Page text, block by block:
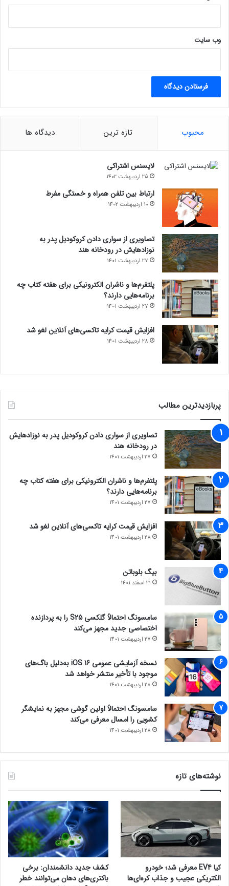
؟
وب‌ سایت
محبوب تازه ترین دیدگاه ها
لایسنس اشتراکی
25 اردیبهشت 1402
ارتباط بین تلفن همراه و خستگی مفرط
10 اردیبهشت 1402
تصاویری از سواری دادن کروکودیل پدر به
نوزادهایش در رودخانه هند
27 اردیبهشت 1401
پلتفرم‌ها و ناشران الکترونیکی برای هفته کتاب چه
برنامه‌هایی دارند؟
27 اردیبهشت 1401
افزایش قیمت کرایه تاکسی‌های آنلاین لغو شد
28 اردیبهشت 1401
پربازدیدترین مطالب
تصاویری از سواری دادن کروکودیل پدر به نوزادهایش
در رودخانه هند
27 اردیبهشت 1401
پلتفرم‌ها و ناشران الکترونیکی برای هفته کتاب چه
برنامه‌هایی دارند؟
27 اردیبهشت 1401
افزایش قیمت کرایه تاکسی‌های آنلاین لغو شد
28 اردیبهشت 1401
بیگ بلوباتن
21 اسفند 1401
سامسونگ احتمالاً گلکسی S25 را به پردازنده
اختصاصی جدید مجهز می‌کند
27 اردیبهشت 1401
نسخه آزمایشی عمومی iOS 16 به‌دلیل باگ‌های
موجود با تأخیر منتشر خواهد شد
28 اردیبهشت 1401
سامسونگ احتمالاً اولین گوشی مجهز به نمایشگر
کشویی را امسال معرفی می‌کند
28 اردیبهشت 1401
نوشته‌های تازه
کیا EV4 معرفی شد؛ خودرو
الکتریکی عجیب و جذاب کره‌ای‌ها
کشف جدید دانشمندان: برخی
باکتری‌های دهان می‌توانند خطر